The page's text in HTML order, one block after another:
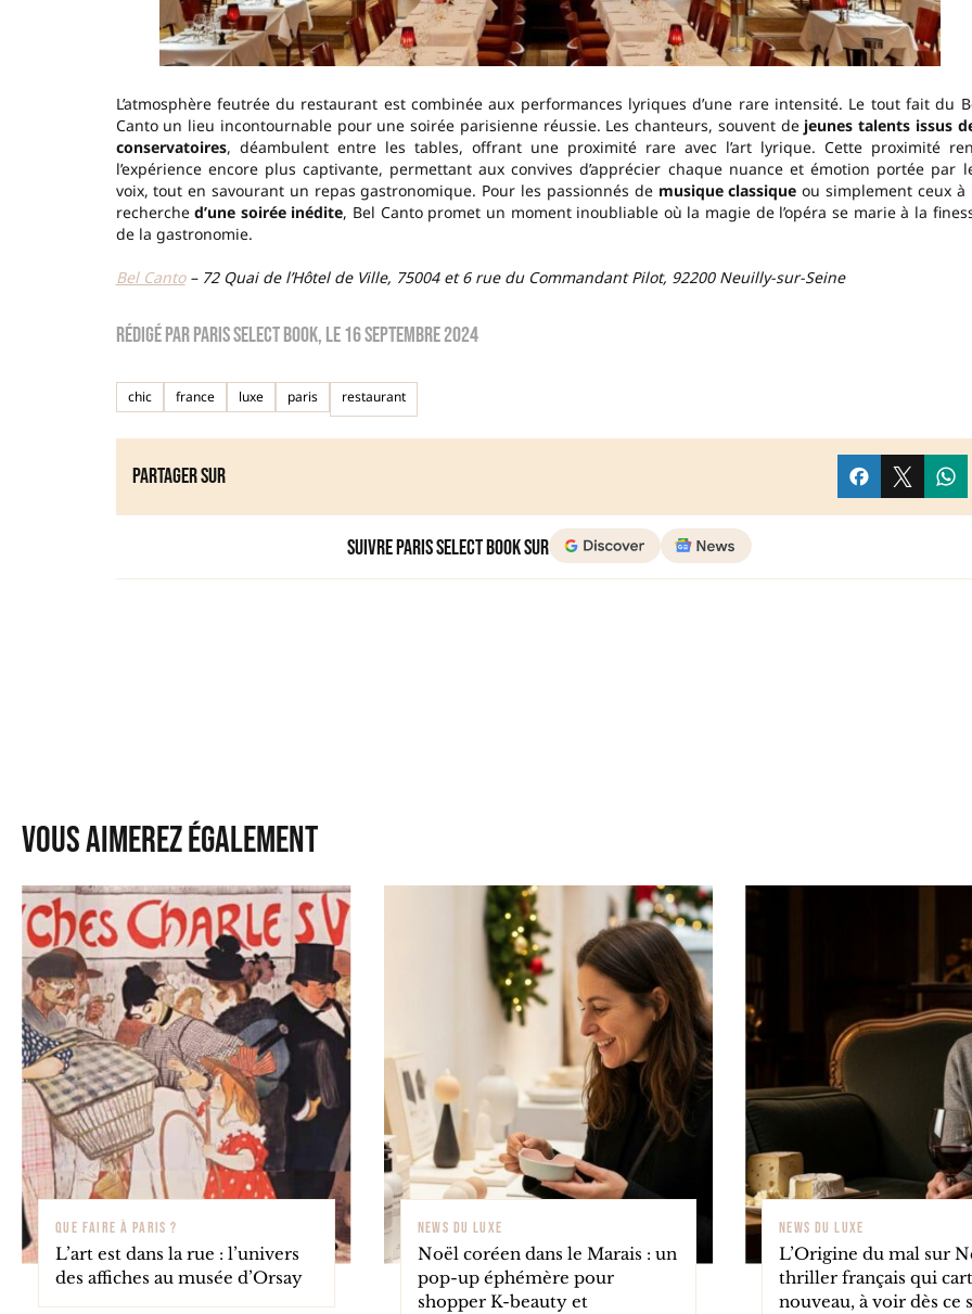
L’atmosphère feutrée du restaurant est combinée aux performances lyriques d’une rare intensité. Le tout fait du
Canto un lieu incontournable pour une soirée parisienne réussie. Les chanteurs, souvent de jeunes talents issus
conservatoires, déambulent entre les tables, offrant une proximité rare avec l’art lyrique. Cette proximité
l’expérience encore plus captivante, permettant aux convives d’apprécier chaque nuance et émotion portée par
voix, tout en savourant un repas gastronomique. Pour les passionnés demusique classique ou simplement ceux à
recherched’une soirée inédite, Bel Canto promet un moment inoubliable où la magie de l’opéra se marie à la
de la gastronomie.
Bel Canto– 72 Quai de l’Hôtel de Ville, 75004 et 6 rue du Commandant Pilot, 92200 Neuilly-sur-Seine
Rédigé parParis Select Book, le16 septembre 2024
chic france luxe paris restaurant
Partager sur
Suivre Paris Select Book sur
Vous aimerez également
QUE FAIRE À PARIS ?
L’art est dans la rue : l’univers
des affiches au musée d’Orsay
NEWS DU LUXE
Noël coréen dans le Marais : un
pop-up éphémère pour
shopper K-beauty et
NEWS DU LUXE
L’Origine du mal sur
thriller français qui
nouveau, à voir dès ce